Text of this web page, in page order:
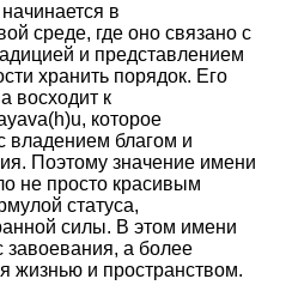
в
среде, где оно связано с
и представлением
хранить порядок. Его
восходит к
которое
владением благом и
Поэтому значение имени
не просто красивым
статуса,
силы. В этом имени
завоевания, а более
жизнью и пространством.